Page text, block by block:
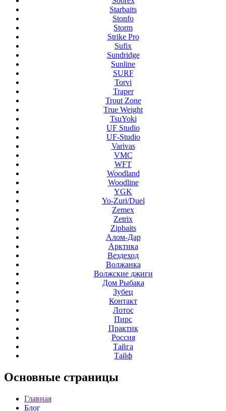
Starbaits
Stonfo
Storm
Strike Pro
Sufix
Sundridge
Sunline
SURF
Torvi
Traper
Trout Zone
True Weight
TsuYoki
UF Studio
UF-Studio
Varivas
VMC
WFT
Woodland
Woodline
YGK
Yo-Zuri/Duel
Zemex
Zetrix
Zipbaits
Алом-Дар
Арктика
Вездеход
Волжанка
Волжские джиги
Дом Рыбака
Зубец
Контакт
Лотос
Пирс
Практик
Россия
Тайга
Тайф
Основные страницы
Главная
Блог